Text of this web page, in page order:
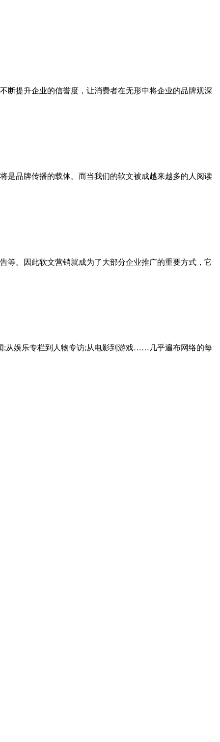
断提升企业的信誉度，让消费者在无形中将企业的品牌观深
是品牌传播的载体。而当我们的软文被成越来越多的人阅读
等。因此软文营销就成为了大部分企业推广的重要方式，它
;从娱乐专栏到人物专访;从电影到游戏……几乎遍布网络的每